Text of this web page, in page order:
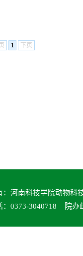
1 下页
：河南科技学院动物科
：0373-3040718 院办